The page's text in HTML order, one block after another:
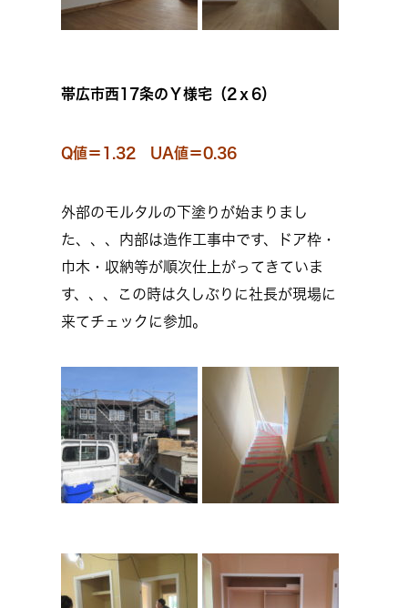
帯広市西17条のＹ様宅（2ｘ6）
Q値＝1.32 UA値＝0.36
外部のモルタルの下塗りが始まりまし
た、、、内部は造作工事中です、ドア枠・
巾木・収納等が順次仕上がってきていま
す、、、この時は久しぶりに社長が現場に
来てチェックに参加。